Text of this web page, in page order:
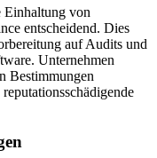
von
entscheidend. Dies
auf Audits und
Unternehmen
Bestimmungen